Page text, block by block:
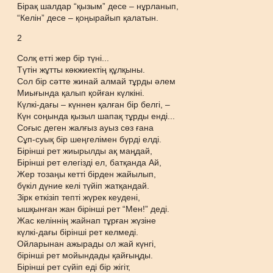
Бірақ шалдар “қызым” десе – нұрланып,
“Келін” десе – қоңырайып қалатын.
2
Солқ етті жер бір түні...
Түтін жұтты көкжиектің құлқыны.
Сол бір сәтте жинай алмай тұрды әлем
Миығында қалып қойған күлкіні.
Күлкі-дағы – күннен қалған бір белгі, –
Күн соңында қызыл шапақ тұрды енді...
Соғыс деген жалғыз ауыз сөз ғана
Сұп-суық бір шеңгелімен бүрді елді.
Бірінші рет жиырылды ақ маңдай,
Бірінші рет елегізді ел, батқанда Ай,
Жер тозаңы кетті бірден жайылып,
бүкіл дүние келі түйіп жатқандай.
Зірк еткізіп тепті жүрек кеудені,
ышқынған жан бірінші рет “Мен!” деді.
Жас келіннің жайнап тұрған жүзіне
күлкі-дағы бірінші рет келмеді.
Ойларынан ажырады ол жай күнгі,
бірінші рет мойындады қайғыңды.
Бірінші рет сүйіп еді бір жігіт,